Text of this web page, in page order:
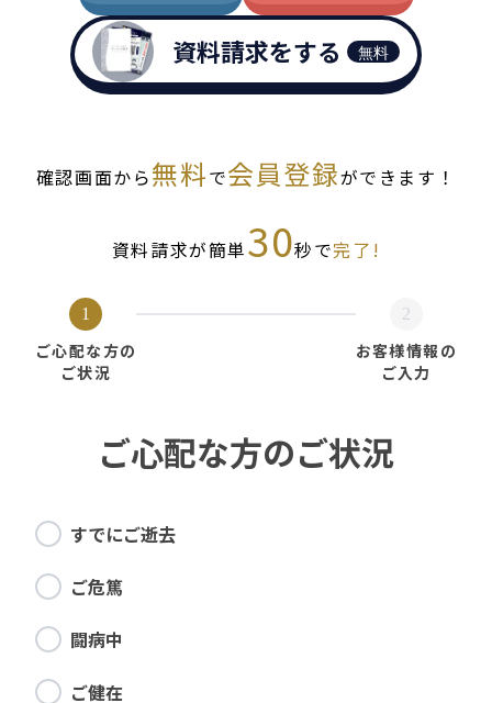
資料請求をする 無料
確認画面から無料で会員登録ができます！
資料請求が簡単30秒で完了!
1
ご心配な方の
ご状況
2
お客様情報の
ご入力
ご心配な方のご状況
すでにご逝去
ご危篤
闘病中
ご健在